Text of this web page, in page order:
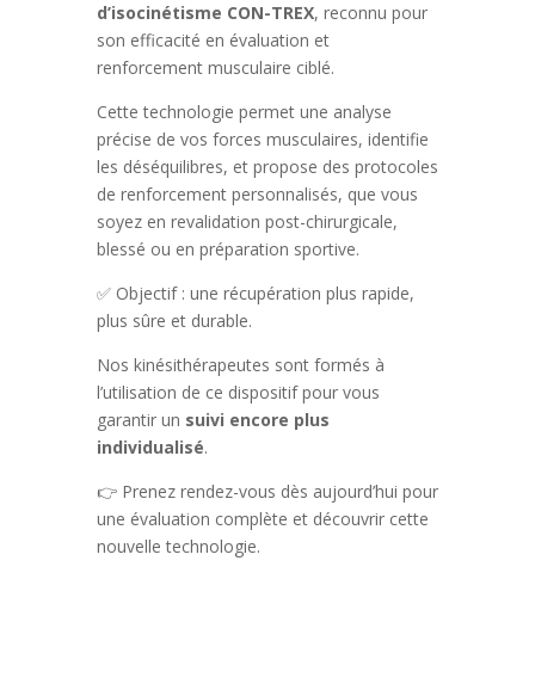
d’isocinétisme CON-TREX, reconnu pour
son efficacité en évaluation et
renforcement musculaire ciblé.
Cette technologie permet une analyse
précise de vos forces musculaires, identifie
les déséquilibres, et propose des protocoles
de renforcement personnalisés, que vous
soyez en revalidation post-chirurgicale,
blessé ou en préparation sportive.
✅ Objectif : une récupération plus rapide,
plus sûre et durable.
Nos kinésithérapeutes sont formés à
l’utilisation de ce dispositif pour vous
garantir un suivi encore plus
individualisé.
👉 Prenez rendez-vous dès aujourd’hui pour
une évaluation complète et découvrir cette
nouvelle technologie.